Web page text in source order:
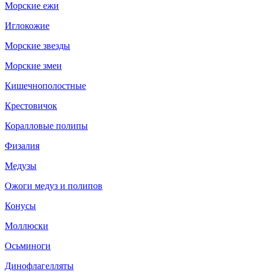
Морские ежи
Иглокожие
Морские звезды
Морские змеи
Кишечнополостные
Крестовичок
Коралловые полипы
Физалия
Медузы
Ожоги медуз и полипов
Конусы
Моллюски
Осьминоги
Динофлагелляты